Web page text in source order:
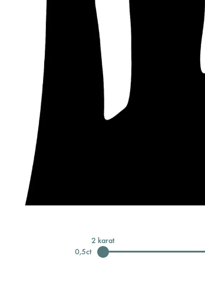
0,5ct
2 karat